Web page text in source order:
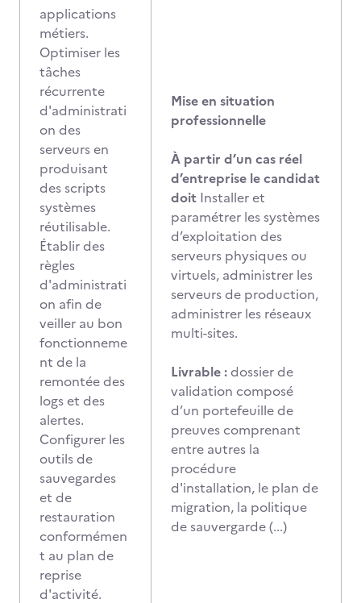
applications
métiers.
Optimiser les
tâches
récurrente
d'administrati
on des
serveurs en
produisant
des scripts
systèmes
réutilisable.
Établir des
règles
d'administrati
on afin de
veiller au bon
fonctionneme
nt de la
remontée des
logs et des
alertes.
Configurer les
outils de
sauvegardes
et de
restauration
conformémen
t au plan de
reprise
d'activité.
Mise en situation
professionnelle
À partir d’un cas réel
d’entreprise le candidat
doit Installer et
paramétrer les systèmes
d’exploitation des
serveurs physiques ou
virtuels, administrer les
serveurs de production,
administrer les réseaux
multi-sites.
Livrable :dossier de
validation composé
d’un portefeuille de
preuves comprenant
entre autres la
procédure
d'installation, le plan de
migration, la politique
de sauvergarde (...)